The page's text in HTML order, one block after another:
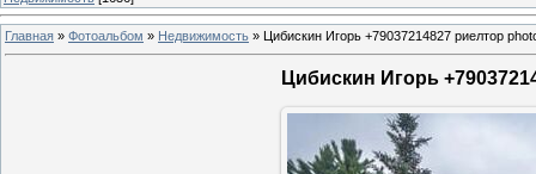
Главная » Фотоальбом » Недвижимость » Цибискин Игорь +79037214827 риелтор
Цибискин Игорь